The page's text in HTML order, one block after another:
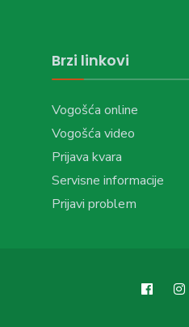
Brzi linkovi
Vogošća online
Vogošća video
Prijava kvara
Servisne informacije
Prijavi problem